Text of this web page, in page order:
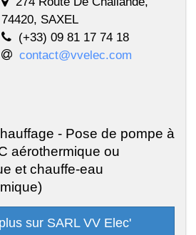
74420, SAXEL
(+33) 09 81 17 74 18
contact@vvelec.com
- Pose de pompe à
aérothermique ou
et chauffe-eau
sur SARL VV Elec'